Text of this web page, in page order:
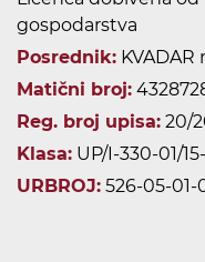
gospodarstva
Posrednik:
Matični broj:
Reg. broj upisa: 20/
Klasa: UP/I-330-01/15-
URBROJ: 526-05-01-